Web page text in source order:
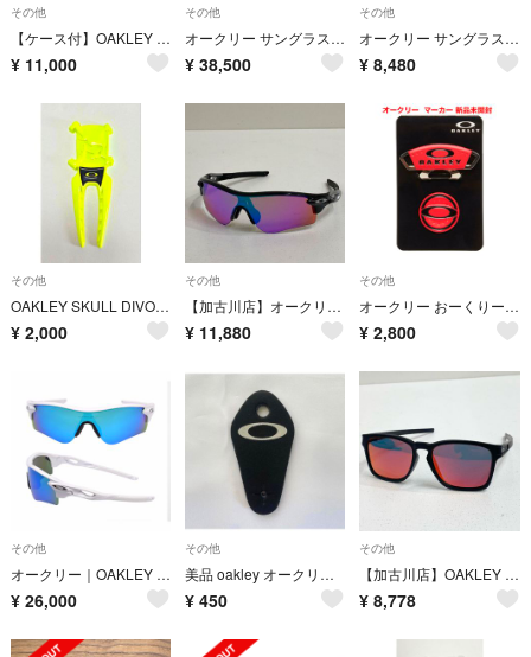
その他
【ケース付】OAKLEY スポーツサングラス ブルー ホワイト ゴルフ
¥ 11,000
その他
オークリー サングラス プリズム OO9206-43 OAKLEY
¥ 38,500
その他
オークリー サングラス OAKLEY HOLBROOK ホルブルック アジアンフィット ジャパンフィット OO9244-19 56
¥ 8,480
その他
OAKLEY SKULL DIVOT REPAIR 4.0 SULPHUR
¥ 2,000
その他
【加古川店】オークリー OAKLEY RadarLock 009206-25 サングラス ケース・替えパッド有【427】
¥ 11,880
その他
オークリー おーくりー マーカー ゴルフ マグネット アクセサリー 新品未使用
¥ 2,800
その他
オークリー｜OAKLEY RadarLock Path OO9206-6838
¥ 26,000
その他
美品 oakley オークリー 革製 ブラック×シルバー ブランドネームタグ
¥ 450
その他
【加古川店】OAKLEY | オークリー LATCHSQUARE OO9358-03 55 17 139 ラッチスクエア Latch SQ サングラス 箱・収納袋付属 【427】
¥ 8,778